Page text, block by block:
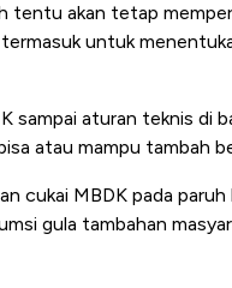
tentu akan tetap
untuk
sampai aturan teknis di
atau mampu tambah
cukai MBDK pada
gula tambahan